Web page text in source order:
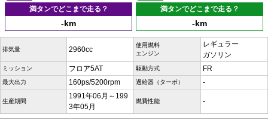
満タンでどこまで走る？
-km
満タンでどこまで走る？
-km
排気量 2960cc
使用燃料
エンジン
レギュラー
ガソリン
ミッション フロア5AT 駆動方式 FR
最大出力 160ps/5200rpm 過給器（ターボ） -
生産期間
1991年06月～199
3年05月
燃費性能 -